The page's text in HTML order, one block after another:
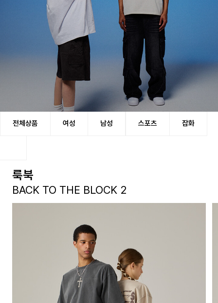
현시대의 중심에서 일상에 스며드는 편안함을 추구하는
전체상품 여성 남성 스포츠 잡화
룩북
BACK TO THE BLOCK 2